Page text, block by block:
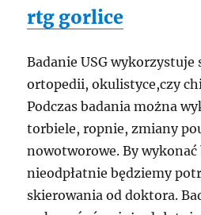
rtg gorlice
Badanie USG wykorzystuje
ortopedii, okulistyce,czy
Podczas badania można
torbiele, ropnie, zmiany
nowotworowe. By wykonać
nieodpłatnie będziemy
skierowania od doktora.